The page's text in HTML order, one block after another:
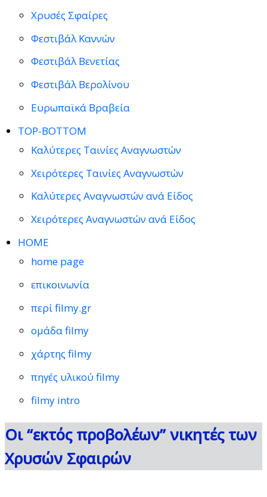
Χρυσές Σφαίρες
Φεστιβάλ Καννών
Φεστιβάλ Βενετίας
Φεστιβάλ Βερολίνου
Ευρωπαϊκά Βραβεία
TOP-BOTTOM
Καλύτερες Ταινίες Αναγνωστών
Χειρότερες Ταινίες Αναγνωστών
Καλύτερες Αναγνωστών ανά Είδος
Χειρότερες Αναγνωστών ανά Είδος
HOME
home page
επικοινωνία
περί filmy.gr
ομάδα filmy
χάρτης filmy
πηγές υλικού filmy
filmy intro
Οι “εκτός προβολέων” νικητές των
Χρυσών Σφαιρών